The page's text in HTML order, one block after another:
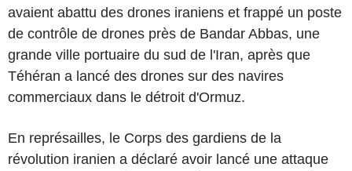
avaient abattu des drones iraniens et frappé un poste
de contrôle de drones près de Bandar Abbas, une
grande ville portuaire du sud de l'Iran, après que
Téhéran a lancé des drones sur des navires
commerciaux dans le détroit d'Ormuz.
En représailles, le Corps des gardiens de la
révolution iranien a déclaré avoir lancé une attaque